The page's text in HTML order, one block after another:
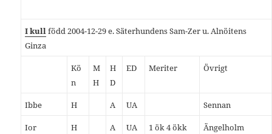
I kullfödd 2004-12-29 e. Säterhundens Sam-Zer u. Alnöitens
Ginza
Kö
n
M
H
H
D
ED Meriter Övrigt
Ibbe H A UA Sennan
Ior H A UA 1 ök 4 ökk Ängelholm